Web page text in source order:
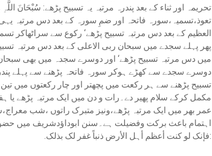
تحریمہ اور ثناء کے بعد پندرہ مرتبہ یہ تسبیح پڑھے: سُبْحَانَ اللَّہِ
تعوذ،تسمیہ،سورہ فاتحہ اور ضمِ سورہ کے بعد دس مرتبہ
العظیم کے بعد دس مرتبہ تسبیح پڑھے‘ رکوع سے سراٹھاکر
پھر پہلے سجدے میں سبحان ربی الاعلی کے بعد دس مرتبہ
میں دس مرتبہ تسبیح پڑھے‘ اور دوسرے سجدہ میں بھی سبحان
دوسرے سجدے سے کھڑے ہوکر سورہ فاتحہ پڑھنے سے پہلے
تسبیح پڑھنے سے ہر رکعت میں پچھتر اور چار رکعتوں میں
مکمل کرکے سلام پھیر دے۔رات و دن میں ایک مرتبہ پڑھے یا
عمر بھر میں ایک مرتبہ پڑھے،ونیز متبرک راتوں ،شب
اہتمام باعث برکت وفضیلت ہے۔سنن ابوداؤدشریف میں
:فإنک لو کنت أعظم أہل الأرض ذنباً غفر لک بذلک.